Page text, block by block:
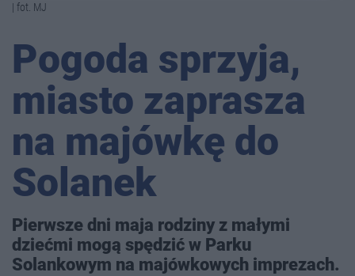
| fot. MJ
Pogoda sprzyja,
miasto zaprasza
na majówkę do
Solanek
Pierwsze dni maja rodziny z małymi
dziećmi mogą spędzić w Parku
Solankowym na majówkowych imprezach.